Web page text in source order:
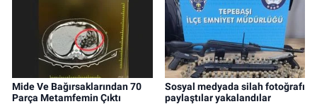
Mide Ve Bağırsaklarından 70
Parça Metamfemin Çıktı
Sosyal medyada silah fotoğrafı
paylaştılar yakalandılar